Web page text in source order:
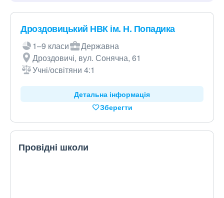
Дроздовицький НВК ім. Н. Попадика
1–9 класи
Державна
Дроздовичі, вул. Сонячна, 61
Учні/освітяни 4:1
Детальна інформація
Зберегти
Провідні школи